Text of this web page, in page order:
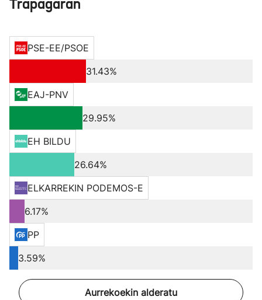
Trapagaran
PSE-EE/PSOE
31.43%
EAJ-PNV
29.95%
EH BILDU
26.64%
ELKARREKIN PODEMOS-E
6.17%
PP
3.59%
Aurrekoekin alderatu